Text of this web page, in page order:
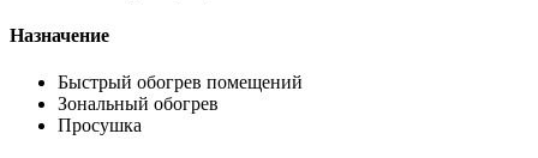
Назначение
Быстрый обогрев помещений
Зональный обогрев
Просушка